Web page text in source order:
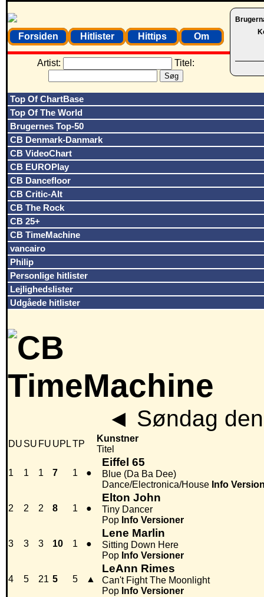
Forsiden Hitlister Hittips Om
Artist: Titel:
Top Of ChartBase
Top Of The World
Brugernes Top-50
CB Denmark-Danmark
CB VideoChart
CB EUROPlay
CB Dancefloor
CB Critic-Alt
CB The Rock
CB 25+
CB TimeMachine
vancairo
Philip
Personlige hitlister
Lejlighedslister
Udgåede hitlister
◄ Søndag
DU SU FU UPLTP
Kunstner
Titel
1 1 1 7 1 ●
Eiffel 65
Blue (Da Ba Dee)
Dance/Electronica/House Info
2 2 2 8 1 ●
Elton John
Tiny Dancer
Pop Info Versioner
3 3 3 10 1 ●
Lene Marlin
Sitting Down Here
Pop Info Versioner
4 5 21 5 5 ▲
LeAnn Rimes
Can't Fight The Moonlight
Pop Info Versioner